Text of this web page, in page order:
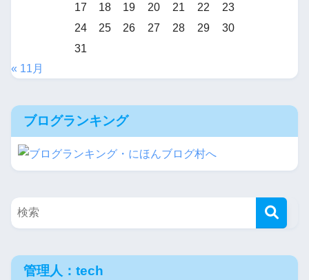
17
18 19 20 21 22
23
24
25 26 27 28 29
30
31
« 11月
ブログランキング
管理人：tech